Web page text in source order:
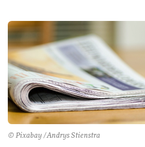
© Pixabay /Andrys Stienstra